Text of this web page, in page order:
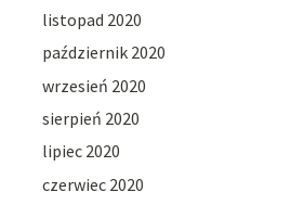
listopad 2020
październik 2020
wrzesień 2020
sierpień 2020
lipiec 2020
czerwiec 2020